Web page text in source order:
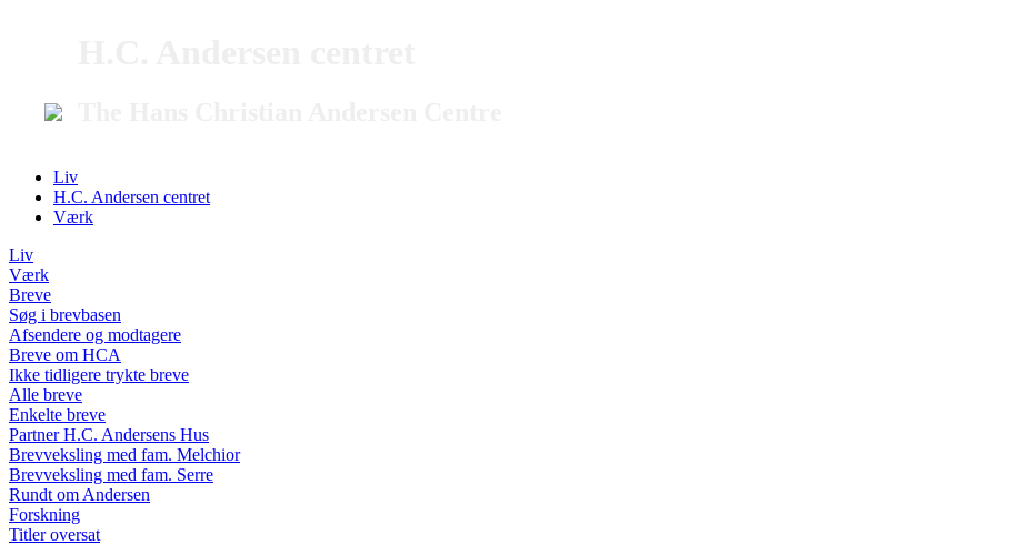
Liv
H.C. Andersen centret
Værk
Liv
Værk
Breve
Søg i brevbasen
Afsendere og modtagere
Breve om HCA
Ikke tidligere trykte breve
Alle breve
Enkelte breve
Partner H.C. Andersens Hus
Brevveksling med fam. Melchior
Brevveksling med fam. Serre
Rundt om Andersen
Forskning
Titler oversat